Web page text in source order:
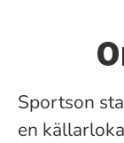
Sportson
en